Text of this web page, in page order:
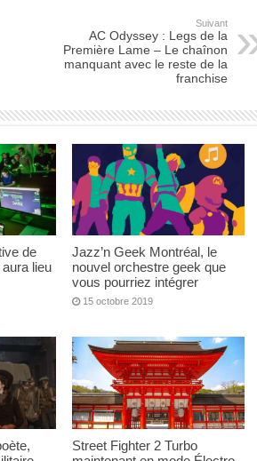
Suivant
AC Odyssey : Legs de la
Première Lame – Le chaînon
manquant avec le reste de la
franchise
de
lieu
Jazz’n Geek Montréal, le
nouvel orchestre geek que
vous pourriez intégrer
15 octobre 2019
Street Fighter 2 Turbo